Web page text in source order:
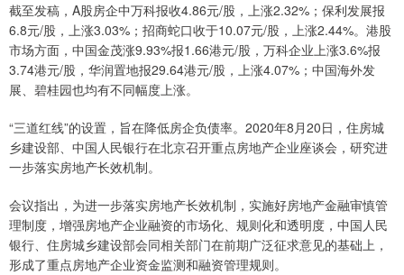
截至发稿，A股房企中万科报收4.86元/股，上涨2.32%；保利发展报
6.8元/股，上涨3.03%；招商蛇口收于10.07元/股，上涨2.44%。港股
市场方面，中国金茂涨9.93%报1.66港元/股，万科企业上涨3.6%报
3.74港元/股，华润置地报29.64港元/股，上涨4.07%；中国海外发
展、碧桂园也均有不同幅度上涨。
“三道红线”的设置，旨在降低房企负债率。2020年8月20日，住房城
乡建设部、中国人民银行在北京召开重点房地产企业座谈会，研究进
一步落实房地产长效机制。
会议指出，为进一步落实房地产长效机制，实施好房地产金融审慎管
理制度，增强房地产企业融资的市场化、规则化和透明度，中国人民
银行、住房城乡建设部会同相关部门在前期广泛征求意见的基础上，
形成了重点房地产企业资金监测和融资管理规则。